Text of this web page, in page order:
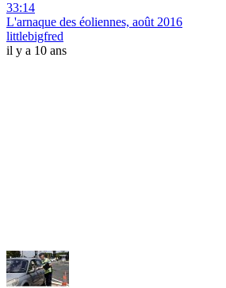
33:14
L'arnaque des éoliennes, août 2016
littlebigfred
il y a 10 ans